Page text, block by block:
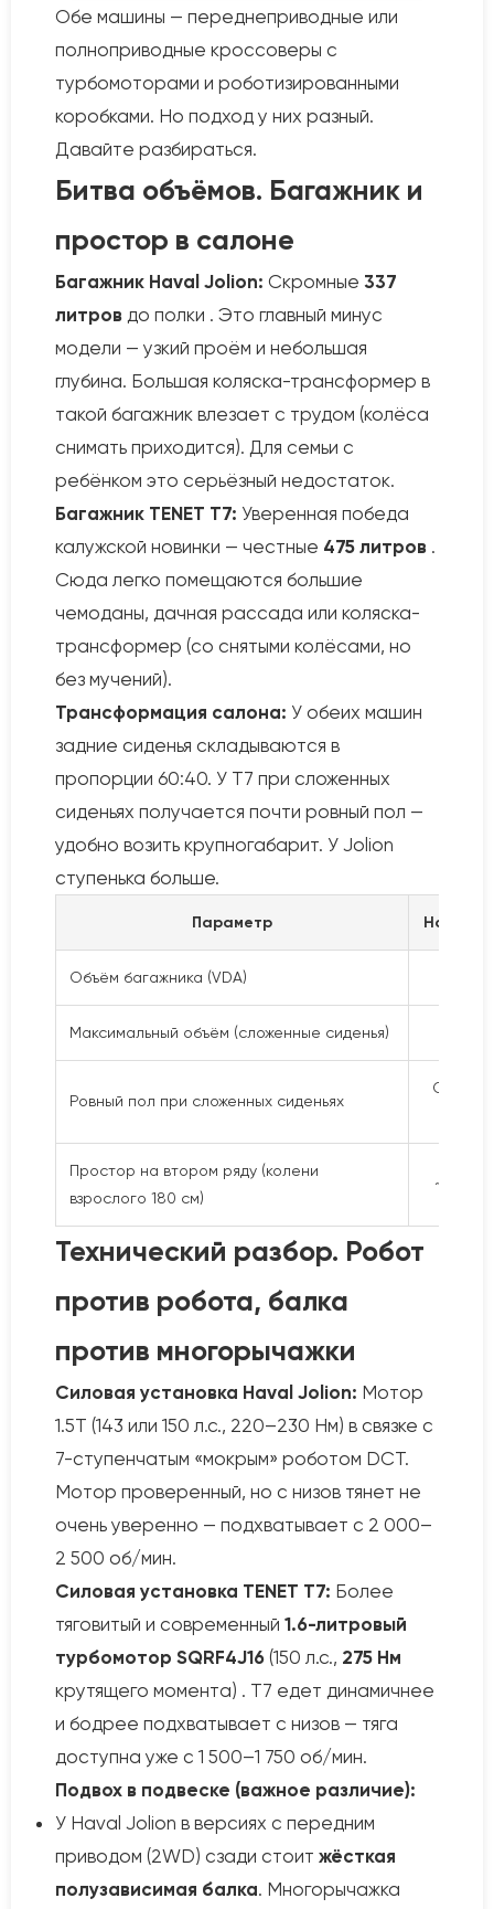
Обе машины — переднеприводные или
полноприводные кроссоверы с
турбомоторами и роботизированными
коробками. Но подход у них разный.
Давайте разбираться.
Битва объёмов. Багажник и
простор в салоне
Багажник Haval Jolion: Скромные 337
литров до полки . Это главный минус
модели — узкий проём и небольшая
глубина. Большая коляска-трансформер в
такой багажник влезает с трудом (колёса
снимать приходится). Для семьи с
ребёнком это серьёзный недостаток.
Багажник TENET T7: Уверенная победа
калужской новинки — честные 475 литров .
Сюда легко помещаются большие
чемоданы, дачная рассада или коляска-
трансформер (со снятыми колёсами, но
без мучений).
Трансформация салона: У обеих машин
задние сиденья складываются в
пропорции 60:40. У T7 при сложенных
сиденьях получается почти ровный пол —
удобно возить крупногабарит. У Jolion
ступенька больше.
Параметр Haval
Объём багажника (VDA)
Максимальный объём (сложенные сиденья)
Ровный пол при сложенных сиденьях
Простор на втором ряду (колени
взрослого 180 см)
~15–20
Технический разбор. Робот
против робота, балка
против многорычажки
Силовая установка Haval Jolion: Мотор
1.5Т (143 или 150 л.с., 220–230 Нм) в связке с
7-ступенчатым «мокрым» роботом DCT.
Мотор проверенный, но с низов тянет не
очень уверенно — подхватывает с 2 000–
2 500 об/мин.
Силовая установка TENET T7: Более
тяговитый и современный 1.6-литровый
турбомотор SQRF4J16 (150 л.с., 275 Нм
крутящего момента) . T7 едет динамичнее
и бодрее подхватывает с низов — тяга
доступна уже с 1 500–1 750 об/мин.
Подвох в подвеске (важное различие):
У Haval Jolion в версиях с передним
приводом (2WD) сзади стоит жёсткая
полузависимая балка. Многорычажка